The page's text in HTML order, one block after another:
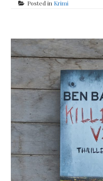
Posted in Krimi